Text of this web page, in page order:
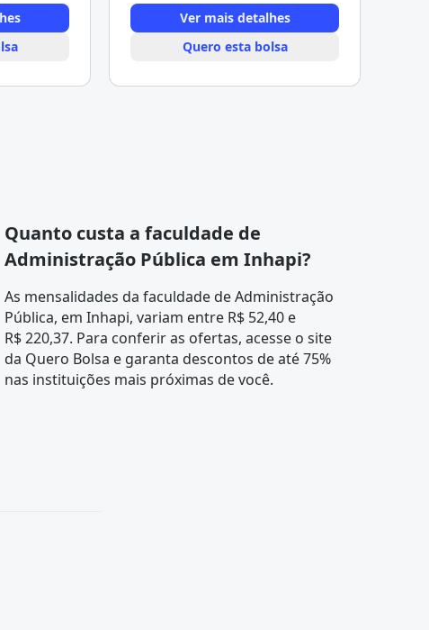
Ver mais detalhes
Quero esta bolsa
Quanto custa a faculdade de
Administração Pública em Inhapi?
As mensalidades da faculdade de Administração
Pública, em Inhapi, variam entre R$ 52,40 e
R$ 220,37. Para conferir as ofertas, acesse o site
da Quero Bolsa e garanta descontos de até 75%
nas instituições mais próximas de você.